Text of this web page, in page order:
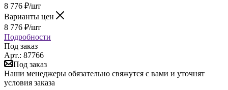
8 776 ₽/шт
Варианты цен
8 776 ₽/шт
Подробности
Под заказ
Арт.: 87766
Под заказ
Наши менеджеры обязательно свяжутся с вами и уточнят
условия заказа